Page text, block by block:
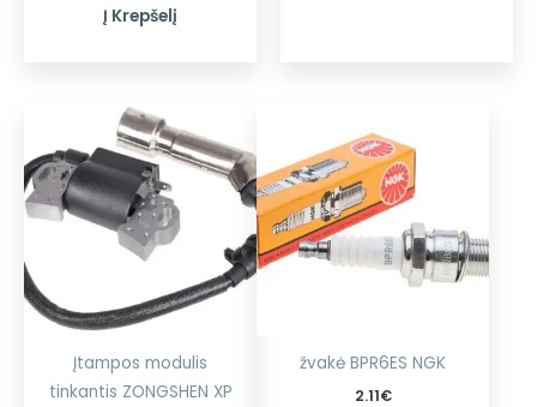
Į Krepšelį
Įtampos modulis
tinkantis ZONGSHEN XP
žvakė BPR6ES NGK
2.11€